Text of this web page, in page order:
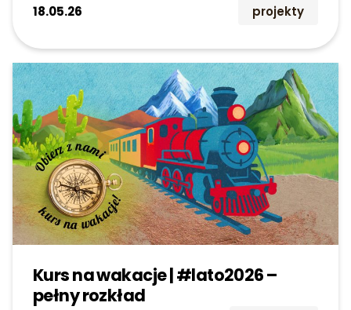
18.05.26 projekty
Kurs na wakacje | #lato2026 –
pełny rozkład